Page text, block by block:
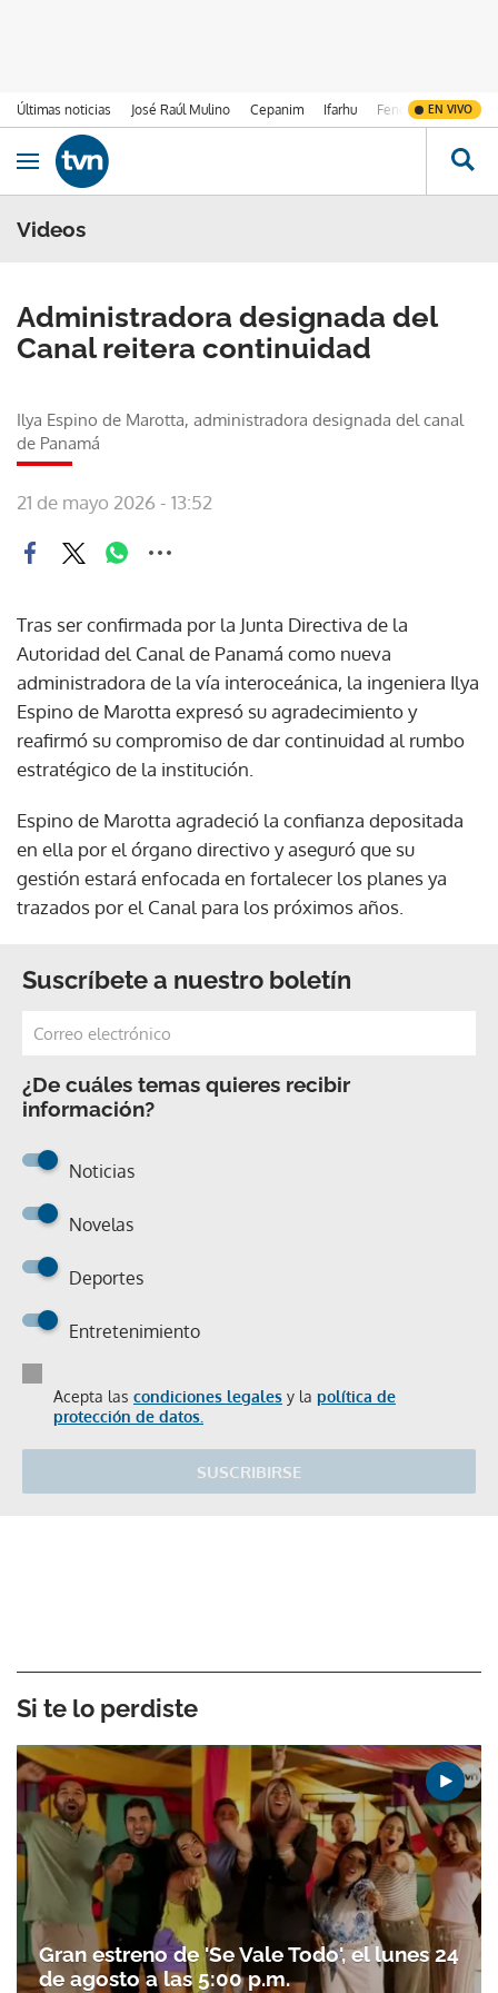
Últimas noticias José Raúl Mulino Cepanim Ifarhu Fenómeno de El
EN VIVO
Ir al contenido
Obrir navegació
Videos
Administradora designada del
Canal reitera continuidad
Ilya Espino de Marotta, administradora designada del canal
de Panamá
21 de mayo 2026 - 13:52
Tras ser confirmada por la Junta Directiva de la
Autoridad del Canal de Panamá como nueva
administradora de la vía interoceánica, la ingeniera Ilya
Espino de Marotta expresó su agradecimiento y
reafirmó su compromiso de dar continuidad al rumbo
estratégico de la institución.
Espino de Marotta agradeció la confianza depositada
en ella por el órgano directivo y aseguró que su
gestión estará enfocada en fortalecer los planes ya
trazados por el Canal para los próximos años.
Suscríbete a nuestro boletín
¿De cuáles temas quieres recibir
información?
Noticias
Novelas
Deportes
Entretenimiento
Acepta las condiciones legales y la política de
protección de datos.
SUSCRIBIRSE
Si te lo perdiste
Gran estreno de 'Se Vale Todo', el lunes 24
de agosto a las 5:00 p.m.